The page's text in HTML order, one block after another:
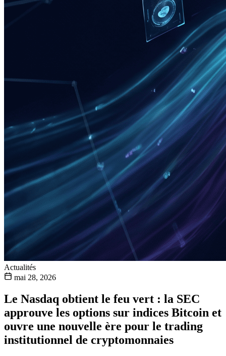
Actualités
mai 28, 2026
Le Nasdaq obtient le feu vert : la SEC
approuve les options sur indices Bitcoin et
ouvre une nouvelle ère pour le trading
institutionnel de cryptomonnaies